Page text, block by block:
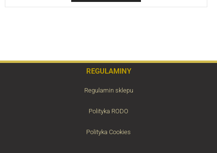
REGULAMINY
Regulamin sklepu
Polityka RODO
Polityka Cookies